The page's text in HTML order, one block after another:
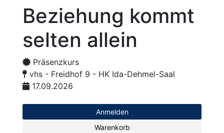
Beziehung kommt
selten allein
Präsenzkurs
vhs - Freidhof 9 - HK Ida-Dehmel-Saal
17.09.2026
Anmelden
Warenkorb